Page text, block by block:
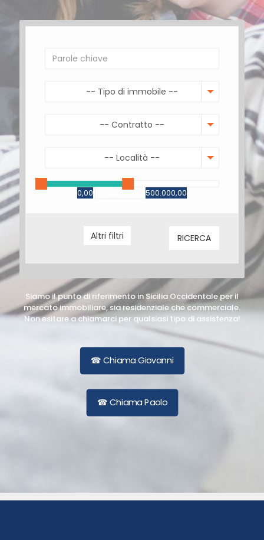
-- Tipo di immobile --
-- Contratto --
-- Località --
0,00 Prezzo (€) 500.000,00
Ascensore Garage
Box/posto auto Piscina
Aria Condizionata
Armadi a muro
Riscaldamento
autonomo
Attico
Altri filtri RICERCA
Siamo il punto di riferimento in Sicilia Occidentale per il
mercato immobiliare, sia residenziale che commerciale.
Non esitare a chiamarci per qualsiasi tipo di assistenza!
☎ Chiama Giovanni
☎ Chiama Paolo